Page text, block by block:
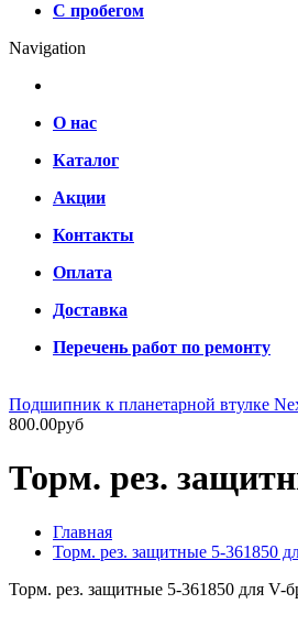
С пробегом
Navigation
О нас
Каталог
Акции
Контакты
Оплата
Доставка
Перечень работ по ремонту
Подшипник к планетарной втулке
800.00руб
Торм. рез.
Главная
Торм. рез. защитные 5-361850
Торм. рез. защитные 5-361850 для V-